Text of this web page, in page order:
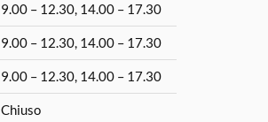
9.00 – 12.30, 14.00 – 17.30
9.00 – 12.30, 14.00 – 17.30
9.00 – 12.30, 14.00 – 17.30
Chiuso